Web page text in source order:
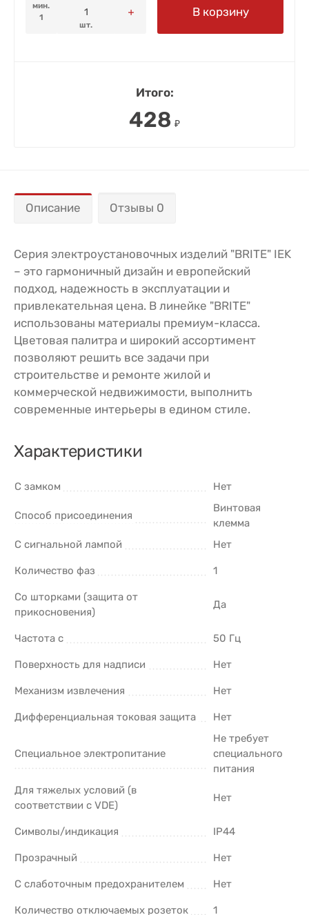
мин.
1
шт.
В корзину
Итого:
428 ₽
Описание Отзывы 0
Серия электроустановочных изделий "BRITE" IEK
– это гармоничный дизайн и европейский
подход, надежность в эксплуатации и
привлекательная цена. В линейке "BRITE"
использованы материалы премиум-класса.
Цветовая палитра и широкий ассортимент
позволяют решить все задачи при
строительстве и ремонте жилой и
коммерческой недвижимости, выполнить
современные интерьеры в едином стиле.
Характеристики
С замком Нет
Способ присоединения
Винтовая
клемма
С сигнальной лампой
Нет
Количество фаз 1
Со шторками (защита от
прикосновения)
Да
Частота с 50 Гц
Поверхность для надписи Нет
Механизм извлечения Нет
Дифференциальная токовая защита Нет
Cпециальное электропитание
Не требует
специального
питания
Для тяжелых условий (в
соответствии с VDE)
Нет
Символы/индикация IP44
Прозрачный Нет
С слаботочным предохранителем Нет
Количество отключаемых розеток 1